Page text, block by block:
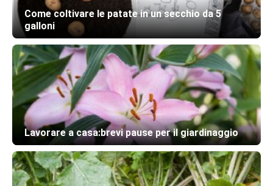
Come coltivare le patate in un secchio da 5
galloni
Lavorare a casa:brevi pause per il giardinaggio